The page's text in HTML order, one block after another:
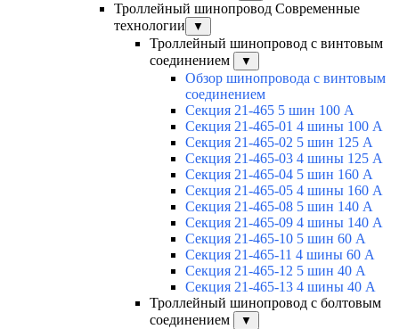
Троллейный шинопровод Современные
технологии
▼
Троллейный шинопровод с винтовым
соединением
▼
Обзор шинопровода с винтовым
соединением
Секция 21-465 5 шин 100 А
Секция 21-465-01 4 шины 100 А
Секция 21-465-02 5 шин 125 А
Секция 21-465-03 4 шины 125 А
Секция 21-465-04 5 шин 160 А
Секция 21-465-05 4 шины 160 А
Секция 21-465-08 5 шин 140 А
Секция 21-465-09 4 шины 140 А
Секция 21-465-10 5 шин 60 А
Секция 21-465-11 4 шины 60 А
Секция 21-465-12 5 шин 40 А
Секция 21-465-13 4 шины 40 А
Троллейный шинопровод с болтовым
соединением
▼